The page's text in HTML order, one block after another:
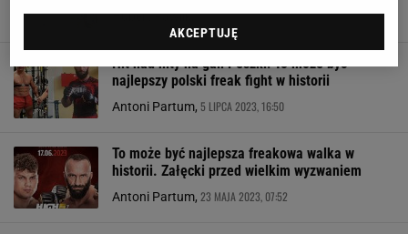
Hubert Pawlik,19 WRZEŚNIA 2023, 18:37
Hit nad hity na gali Peszki! To może być
najlepszy polski freak fight w historii
Antoni Partum, 5 LIPCA 2023, 16:50
To może być najlepsza freakowa walka w
historii. Załęcki przed wielkim wyzwaniem
Antoni Partum, 23 MAJA 2023, 07:52
AKCEPTUJĘ